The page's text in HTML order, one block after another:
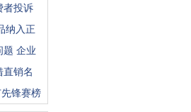
者投诉
纳入正
题 企业
直销名
锋赛榜